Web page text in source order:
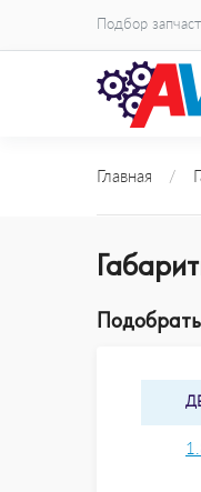
Подбор
Главная /